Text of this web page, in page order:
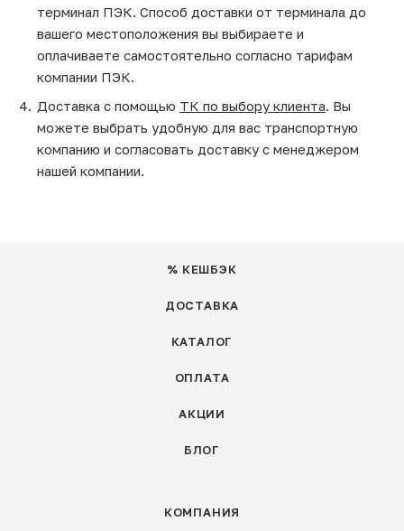
терминал ПЭК. Способ доставки от терминала до
вашего местоположения вы выбираете и
оплачиваете самостоятельно согласно тарифам
компании ПЭК.
Доставка с помощью ТК по выбору клиента. Вы
можете выбрать удобную для вас транспортную
компанию и согласовать доставку с менеджером
нашей компании.
% КЕШБЭК
ДОСТАВКА
КАТАЛОГ
ОПЛАТА
АКЦИИ
БЛОГ
КОМПАНИЯ